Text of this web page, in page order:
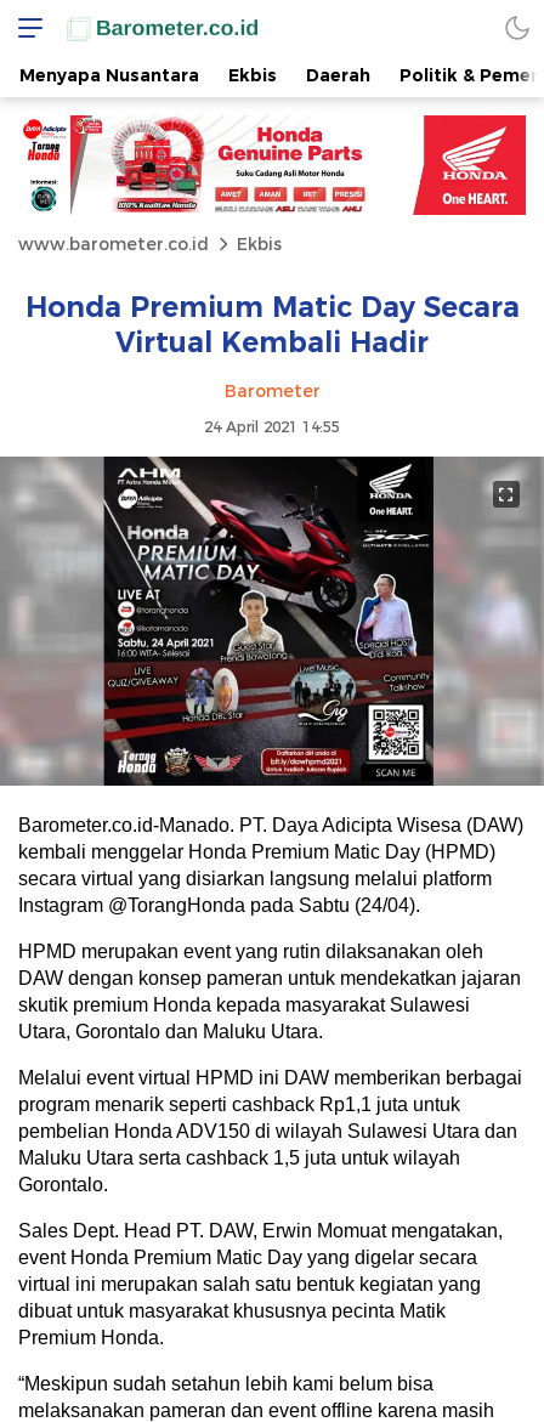
Menyapa Nusantara Ekbis Daerah Politik &
www.barometer.co.id Ekbis
Honda Premium Matic Day Secara
Virtual Kembali Hadir
Barometer
24 April 2021 14:55
Barometer.co.id-Manado. PT. Daya Adicipta Wisesa (DAW)
kembali menggelar Honda Premium Matic Day (HPMD)
secara virtual yang disiarkan langsung melalui platform
Instagram @TorangHonda pada Sabtu (24/04).
HPMD merupakan event yang rutin dilaksanakan oleh
DAW dengan konsep pameran untuk mendekatkan jajaran
skutik premium Honda kepada masyarakat Sulawesi
Utara, Gorontalo dan Maluku Utara.
Melalui event virtual HPMD ini DAW memberikan berbagai
program menarik seperti cashback Rp1,1 juta untuk
pembelian Honda ADV150 di wilayah Sulawesi Utara dan
Maluku Utara serta cashback 1,5 juta untuk wilayah
Gorontalo.
Sales Dept. Head PT. DAW, Erwin Momuat mengatakan,
event Honda Premium Matic Day yang digelar secara
virtual ini merupakan salah satu bentuk kegiatan yang
dibuat untuk masyarakat khususnya pecinta Matik
Premium Honda.
“Meskipun sudah setahun lebih kami belum bisa
melaksanakan pameran dan event offline karena masih